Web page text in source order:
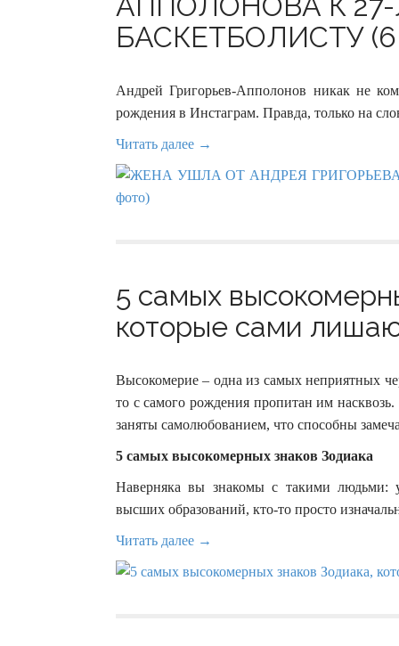
БАСКЕТБОЛИСТУ (6
Андрей Григорьев-Апполонов никак не
рождения в Инстаграм. Правда, только на
Читать далее →
5 самых
которые сами
Высокомерие – одна из самых неприятных
то с самого рождения пропитан им
заняты самолюбованием, что способны
5 самых высокомерных знаков Зодиака
Наверняка вы знакомы с такими людьми: у
высших образований, кто-то просто
Читать далее →